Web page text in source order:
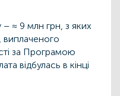
– ≈ 9 млн грн, з яких
виплаченого
за Програмою
відбулась в кінці